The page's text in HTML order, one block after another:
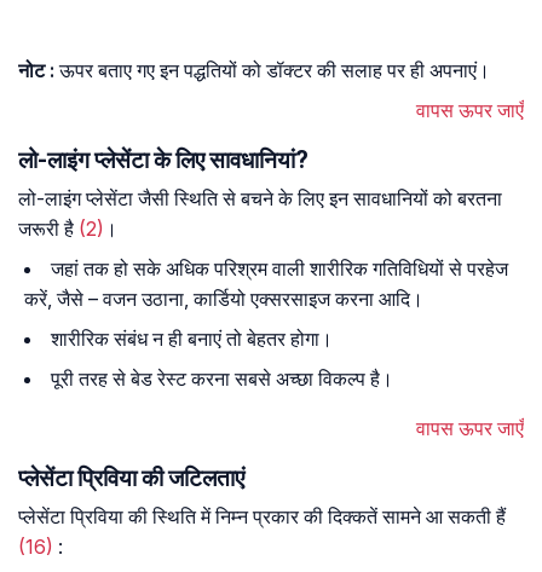
नोट : ऊपर बताए गए इन पद्धतियों को डॉक्टर की सलाह पर ही अपनाएं।
वापस ऊपर जाएँ
लो-लाइंग प्लेसेंटा के लिए सावधानियां?
लो-लाइंग प्लेसेंटा जैसी स्थिति से बचने के लिए इन सावधानियों को बरतना
जरूरी है (2) ।
जहां तक हो सके अधिक परिश्रम वाली शारीरिक गतिविधियों से परहेज
करें, जैसे – वजन उठाना, कार्डियो एक्सरसाइज करना आदि।
शारीरिक संबंध न ही बनाएं तो बेहतर होगा।
पूरी तरह से बेड रेस्ट करना सबसे अच्छा विकल्प है।
वापस ऊपर जाएँ
प्लेसेंटा प्रिविया की जटिलताएं
प्लेसेंटा प्रिविया की स्थिति में निम्न प्रकार की दिक्कतें सामने आ सकती हैं
(16) :